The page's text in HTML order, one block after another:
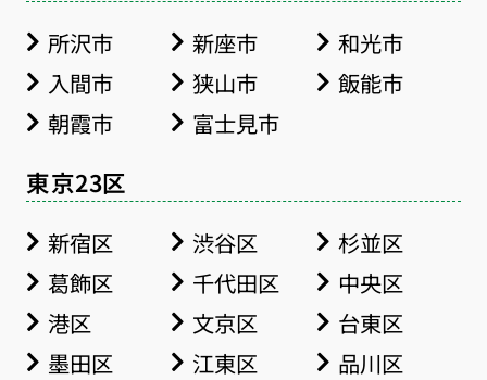
所沢市 新座市
和光市
入間市
狭山市
飯能市
朝霞市
富士見市
東京23区
新宿区 渋谷区
杉並区
葛飾区
千代田区
中央区
港区
文京区
台東区
墨田区
江東区
品川区